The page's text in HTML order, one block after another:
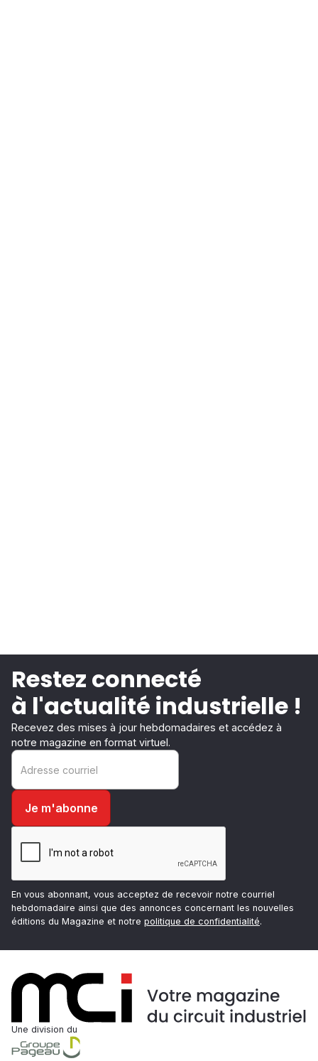
Restez connecté
à l'actualité industrielle !
Recevez des mises à jour hebdomadaires et accédez à
notre magazine en format virtuel.
En vous abonnant, vous acceptez de recevoir notre courriel
hebdomadaire ainsi que des annonces concernant les nouvelles
éditions du Magazine et notre politique de confidentialité.
Une division du